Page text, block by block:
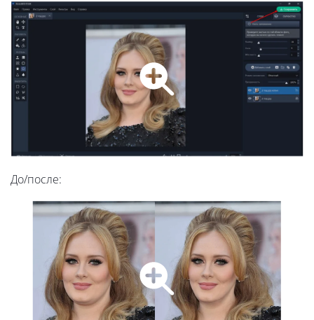
До/после: